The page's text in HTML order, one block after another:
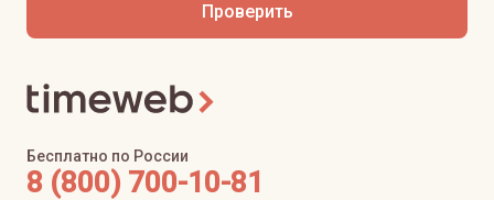
Проверить
Бесплатно по России
8 (800) 700-10-81